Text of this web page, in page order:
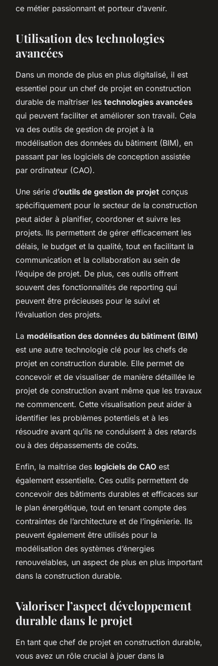
ce métier passionnant et porteur d’avenir.
Utilisation des technologies
avancées
Dans un monde de plus en plus digitalisé, il est
essentiel pour un chef de projet en construction
durable de maîtriser les technologies avancées
qui peuvent faciliter et améliorer son travail. Cela
va des outils de gestion de projet à la
modélisation des données du bâtiment (BIM), en
passant par les logiciels de conception assistée
par ordinateur (CAO).
Une série d’outils de gestion de projet conçus
spécifiquement pour le secteur de la construction
peut aider à planifier, coordoner et suivre les
projets. Ils permettent de gérer efficacement les
délais, le budget et la qualité, tout en facilitant la
communication et la collaboration au sein de
l’équipe de projet. De plus, ces outils offrent
souvent des fonctionnalités de reporting qui
peuvent être précieuses pour le suivi et
l’évaluation des projets.
La modélisation des données du bâtiment (BIM)
est une autre technologie clé pour les chefs de
projet en construction durable. Elle permet de
concevoir et de visualiser de manière détaillée le
projet de construction avant même que les travaux
ne commencent. Cette visualisation peut aider à
identifier les problèmes potentiels et à les
résoudre avant qu’ils ne conduisent à des retards
ou à des dépassements de coûts.
Enfin, la maitrise des logiciels de CAO est
également essentielle. Ces outils permettent de
concevoir des bâtiments durables et efficaces sur
le plan énergétique, tout en tenant compte des
contraintes de l’architecture et de l’ingénierie. Ils
peuvent également être utilisés pour la
modélisation des systèmes d’énergies
renouvelables, un aspect de plus en plus important
dans la construction durable.
Valoriser l’aspect développement
durable dans le projet
En tant que chef de projet en construction durable,
vous avez un rôle crucial à jouer dans la